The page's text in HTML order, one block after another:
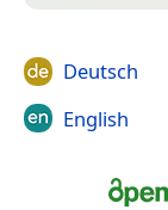
Deutsch
English